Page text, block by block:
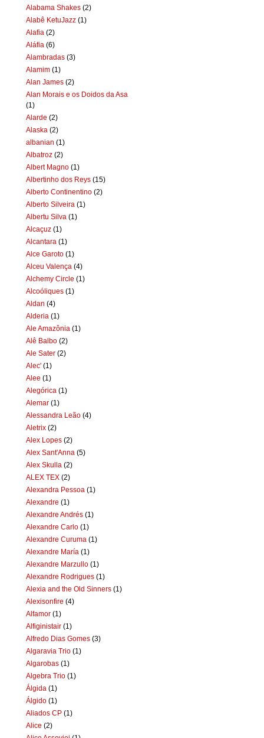
Alabama Shakes (2)
Alabê KetuJazz (1)
Alafia (2)
Aláfia (6)
Alambradas (3)
Alamim (1)
Alan James (2)
Alan Morais e os Doidos da Asa
(1)
Alarde (2)
Alaska (2)
albanian (1)
Albatroz (2)
Albert Magno (1)
Albertinho dos Reys (15)
Alberto Continentino (2)
Alberto Silveira (1)
Albertu Silva (1)
Alcaçuz (1)
Alcantara (1)
Alce Garoto (1)
Alceu Valença (4)
Alchemy Circle (1)
Alcoóliques (1)
Aldan (4)
Alderia (1)
Ale Amazônia (1)
Alê Balbo (2)
Ale Sater (2)
Alec' (1)
Alee (1)
Alegórica (1)
Alemar (1)
Alessandra Leão (4)
Aletrix (2)
Alex Lopes (2)
Alex Sant'Anna (5)
Alex Skulla (2)
ALEX TEX (2)
Alexandra Pessoa (1)
Alexandre (1)
Alexandre Andrés (1)
Alexandre Carlo (1)
Alexandre Curuma (1)
Alexandre María (1)
Alexandre Marzullo (1)
Alexandre Rodrigues (1)
Alexia and the Old Sinners (1)
Alexisonfire (4)
Alfamor (1)
Alfiginistair (1)
Alfredo Dias Gomes (3)
Algaravia Trio (1)
Algarobas (1)
Algebra Trio (1)
Álgida (1)
Álgido (1)
Aliados CP (1)
Alice (2)